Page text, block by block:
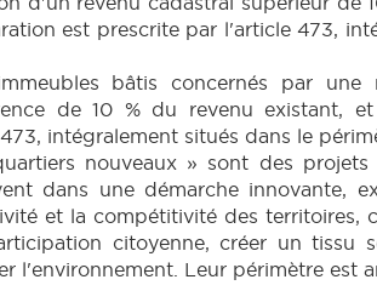
est prescrite par l'article 473,
bâtis concernés par une
de 10 % du revenu existant,
intégralement situés dans le
nouveaux » sont des
dans une démarche innovante,
et la compétitivité des territoires,
citoyenne, créer un tissu
l'environnement. Leur périmètre est